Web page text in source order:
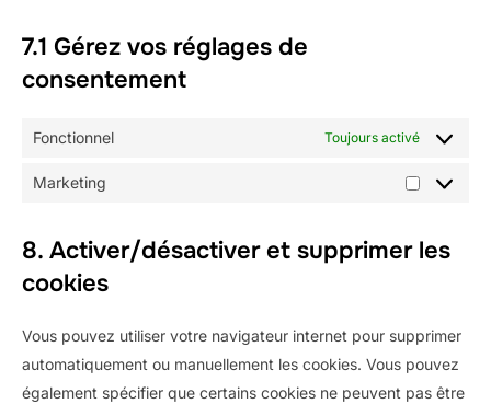
7.1 Gérez vos réglages de
consentement
Fonctionnel Toujours activé
Marketing
8. Activer/désactiver et supprimer les
cookies
Vous pouvez utiliser votre navigateur internet pour supprimer
automatiquement ou manuellement les cookies. Vous pouvez
également spécifier que certains cookies ne peuvent pas être